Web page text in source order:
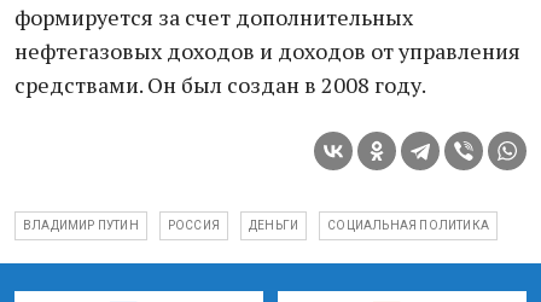
формируется за счет дополнительных
нефтегазовых доходов и доходов от управления
средствами. Он был создан в 2008 году.
ВЛАДИМИР ПУТИН РОССИЯ ДЕНЬГИ СОЦИАЛЬНАЯ ПОЛИТИКА